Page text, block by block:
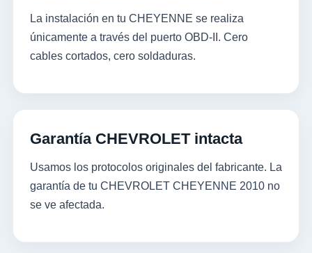
La instalación en tu CHEYENNE se realiza
únicamente a través del puerto OBD-II. Cero
cables cortados, cero soldaduras.
Garantía CHEVROLET intacta
Usamos los protocolos originales del fabricante. La
garantía de tu CHEVROLET CHEYENNE 2010 no
se ve afectada.